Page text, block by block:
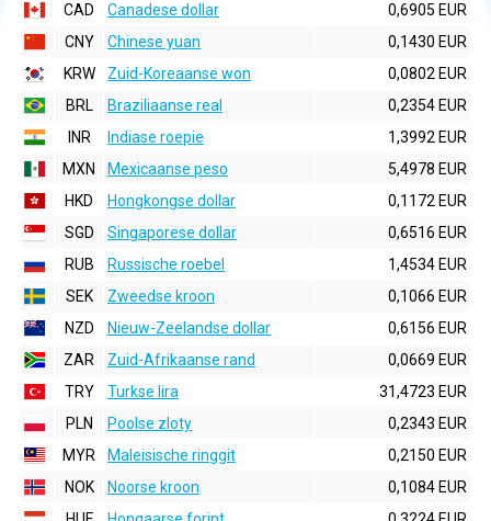
CAD
Canadese dollar
0,6905 EUR
CNY
Chinese yuan
0,1430 EUR
KRW
Zuid-Koreaanse won
0,0802 EUR
BRL
Braziliaanse real
0,2354 EUR
INR
Indiase roepie
1,3992 EUR
MXN
Mexicaanse peso
5,4978 EUR
HKD
Hongkongse dollar
0,1172 EUR
SGD
Singaporese dollar
0,6516 EUR
RUB
Russische roebel
1,4534 EUR
SEK
Zweedse kroon
0,1066 EUR
NZD
Nieuw-Zeelandse dollar
0,6156 EUR
ZAR
Zuid-Afrikaanse rand
0,0669 EUR
TRY
Turkse lira
31,4723 EUR
PLN
Poolse zloty
0,2343 EUR
MYR
Maleisische ringgit
0,2150 EUR
NOK
Noorse kroon
0,1084 EUR